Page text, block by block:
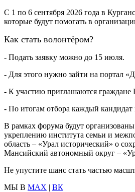
С 1 по 6 сентября 2026 года в
которые будут помогать в
Как стать волонтёром?
- Подать заявку можно до 15 июля.
- Для этого нужно зайти на портал
- К участию приглашаются граждане
- По итогам отбора каждый кандидат
В рамках форума будут
укреплению института семьи и
область – «Урал исторический» о
Мансийский автономный округ –
Не упустите шанс стать частью
МЫ В MAX | ВК